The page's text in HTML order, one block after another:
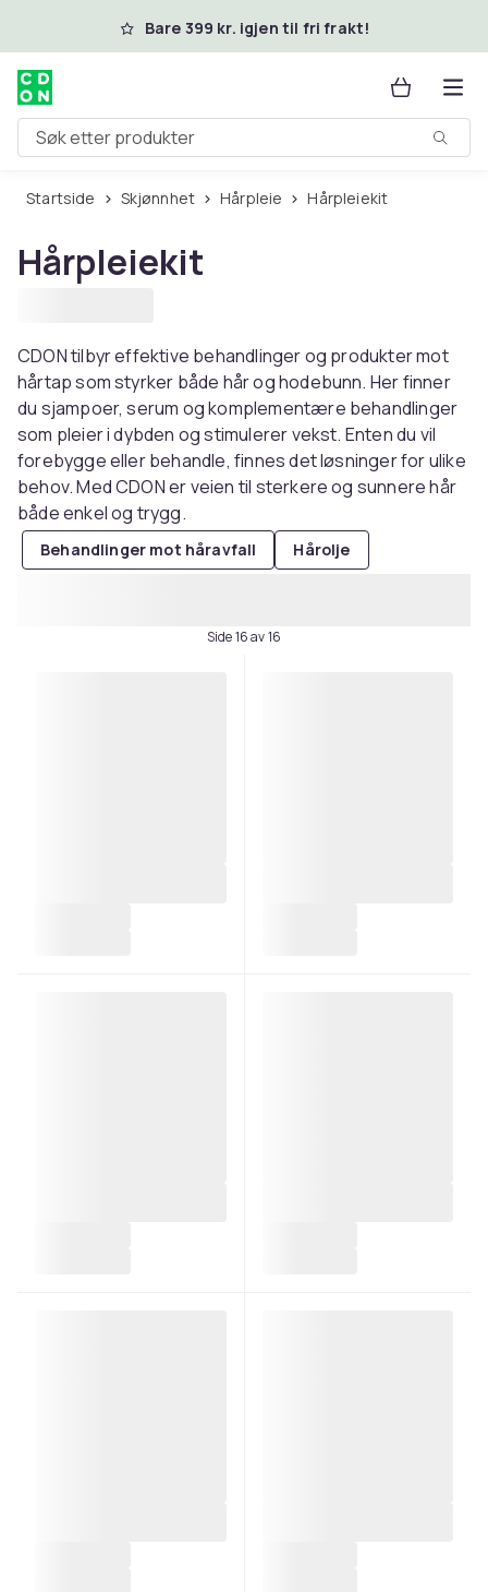
Hopp til hovedinnholdBare 399 kr. igjen til fri frakt!
Søk etter produkter
Startside Skjønnhet Hårpleie Hårpleiekit
Hårpleiekit
CDON tilbyr effektive behandlinger og produkter mot
hårtap som styrker både hår og hodebunn. Her finner
du sjampoer, serum og komplementære behandlinger
som pleier i dybden og stimulerer vekst. Enten du vil
forebygge eller behandle, finnes det løsninger for ulike
behov. Med CDON er veien til sterkere og sunnere hår
både enkel og trygg.
Behandlinger mot håravfall Hårolje
Side 16 av 16